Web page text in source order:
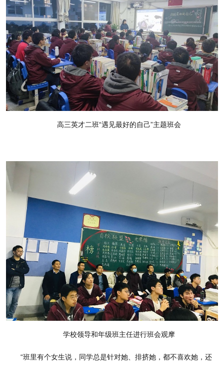
高三英才二班“遇见最好的自己”主题班会
学校领导和年级班主任进行班会观摩
“班里有个女生说，同学总是针对她、排挤她，都不喜欢她，还